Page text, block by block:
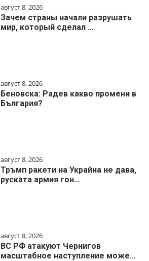
август 8, 2026
Зачем страны начали разрушать
мир, который сделал …
август 8, 2026
Беновска: Радев какво промени в
България?
август 8, 2026
Тръмп ракети на Украйна не дава,
руската армия гон…
август 8, 2026
ВС РФ атакуют Чернигов
масштабное наступление може…